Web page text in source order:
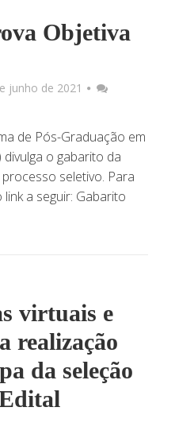
Objetiva
junho de 2021
de Pós-Graduação em
divulga o gabarito da
seletivo. Para
a seguir: Gabarito
virtuais e
realização
da seleção